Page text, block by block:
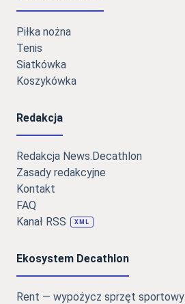
Piłka nożna
Tenis
Siatkówka
Koszykówka
Redakcja
Redakcja News.Decathlon
Zasady redakcyjne
Kontakt
FAQ
Kanał RSS
XML
Ekosystem Decathlon
Rent — wypożycz sprzęt sportowy